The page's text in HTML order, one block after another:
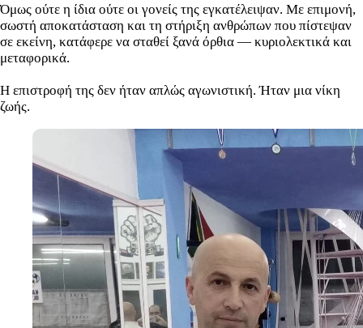
Όμως ούτε η ίδια ούτε οι γονείς της εγκατέλειψαν. Με επιμονή,
σωστή αποκατάσταση και τη στήριξη ανθρώπων που πίστεψαν
σε εκείνη, κατάφερε να σταθεί ξανά όρθια — κυριολεκτικά και
μεταφορικά.
Η επιστροφή της δεν ήταν απλώς αγωνιστική. Ήταν μια νίκη
ζωής.